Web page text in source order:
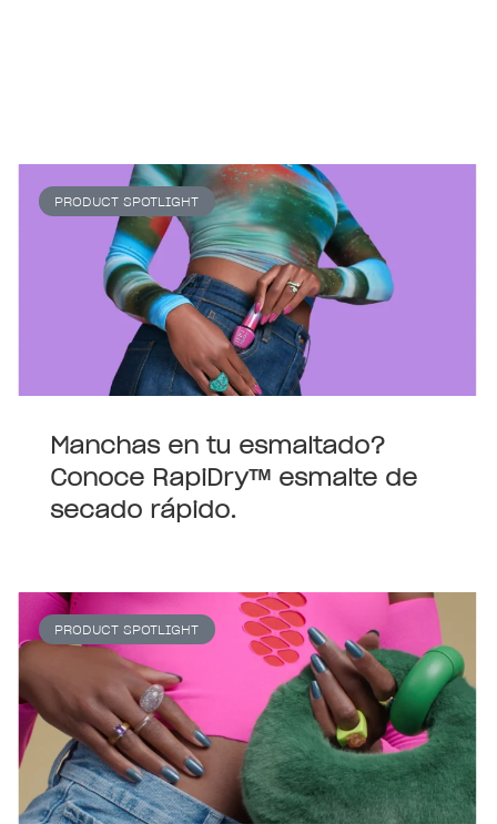
PRODUCT SPOTLIGHT
Manchas en tu esmaltado?
Conoce RapiDryᵀᴹ esmalte de
secado rápido.
PRODUCT SPOTLIGHT